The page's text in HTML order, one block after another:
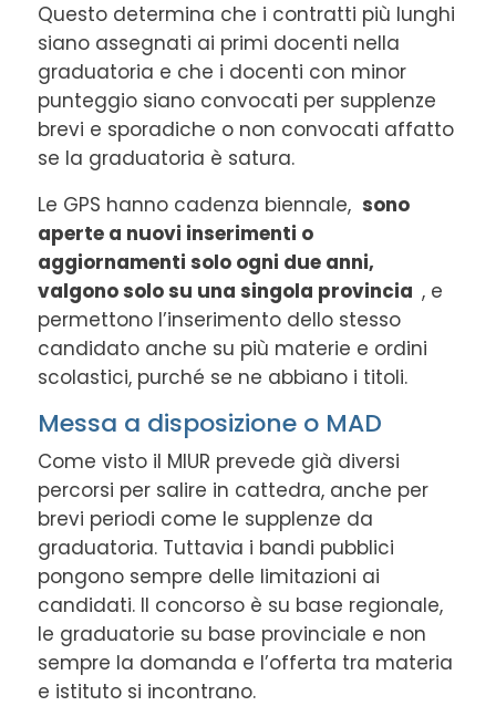
Questo determina che i contratti più lunghi
siano assegnati ai primi docenti nella
graduatoria e che i docenti con minor
punteggio siano convocati per supplenze
brevi e sporadiche o non convocati affatto
se la graduatoria è satura.
Le GPS hanno cadenza biennale, sono
aperte a nuovi inserimenti o
aggiornamenti solo ogni due anni,
valgono solo su una singola provincia , e
permettono l’inserimento dello stesso
candidato anche su più materie e ordini
scolastici, purché se ne abbiano i titoli.
Messa a disposizione o MAD
Come visto il MIUR prevede già diversi
percorsi per salire in cattedra, anche per
brevi periodi come le supplenze da
graduatoria. Tuttavia i bandi pubblici
pongono sempre delle limitazioni ai
candidati. Il concorso è su base regionale,
le graduatorie su base provinciale e non
sempre la domanda e l’offerta tra materia
e istituto si incontrano.